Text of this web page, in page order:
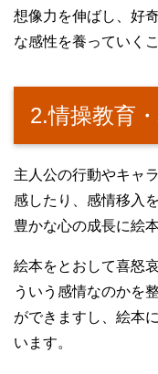
想像力を伸ばし、好
な感性を養っていく
2.情操教育
主人公の行動やキャ
感したり、感情移入
豊かな心の成長に絵
絵本をとおして喜怒
ういう感情なのかを
ができますし、絵本
います。